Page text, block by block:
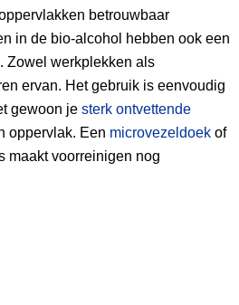
betrouwbaar
in de bio-alcohol hebben ook een
Zowel werkplekken als
ervan. Het gebruik is eenvoudig
gewoon je sterk ontvettende
oppervlak. Een microvezeldoek of
maakt voorreinigen nog